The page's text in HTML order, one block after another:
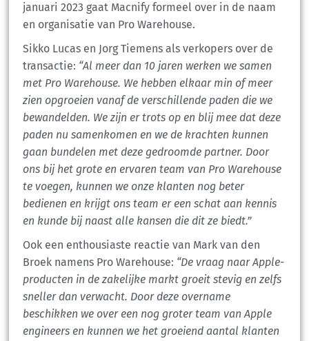
januari 2023 gaat Macnify formeel over in de naam
en organisatie van Pro Warehouse.
Sikko Lucas en Jorg Tiemens als verkopers over de
transactie: “Al meer dan 10 jaren werken we samen
met Pro Warehouse. We hebben elkaar min of meer
zien opgroeien vanaf de verschillende paden die we
bewandelden. We zijn er trots op en blij mee dat deze
paden nu samenkomen en we de krachten kunnen
gaan bundelen met deze gedroomde partner. Door
ons bij het grote en ervaren team van Pro Warehouse
te voegen, kunnen we onze klanten nog beter
bedienen en krijgt ons team er een schat aan kennis
en kunde bij naast alle kansen die dit ze biedt.”
Ook een enthousiaste reactie van Mark van den
Broek namens Pro Warehouse: “De vraag naar Apple-
producten in de zakelijke markt groeit stevig en zelfs
sneller dan verwacht. Door deze overname
beschikken we over een nog groter team van Apple
engineers en kunnen we het groeiend aantal klanten